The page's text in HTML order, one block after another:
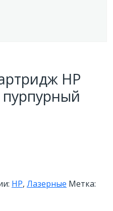
HP
HP, Лазерные Метка: